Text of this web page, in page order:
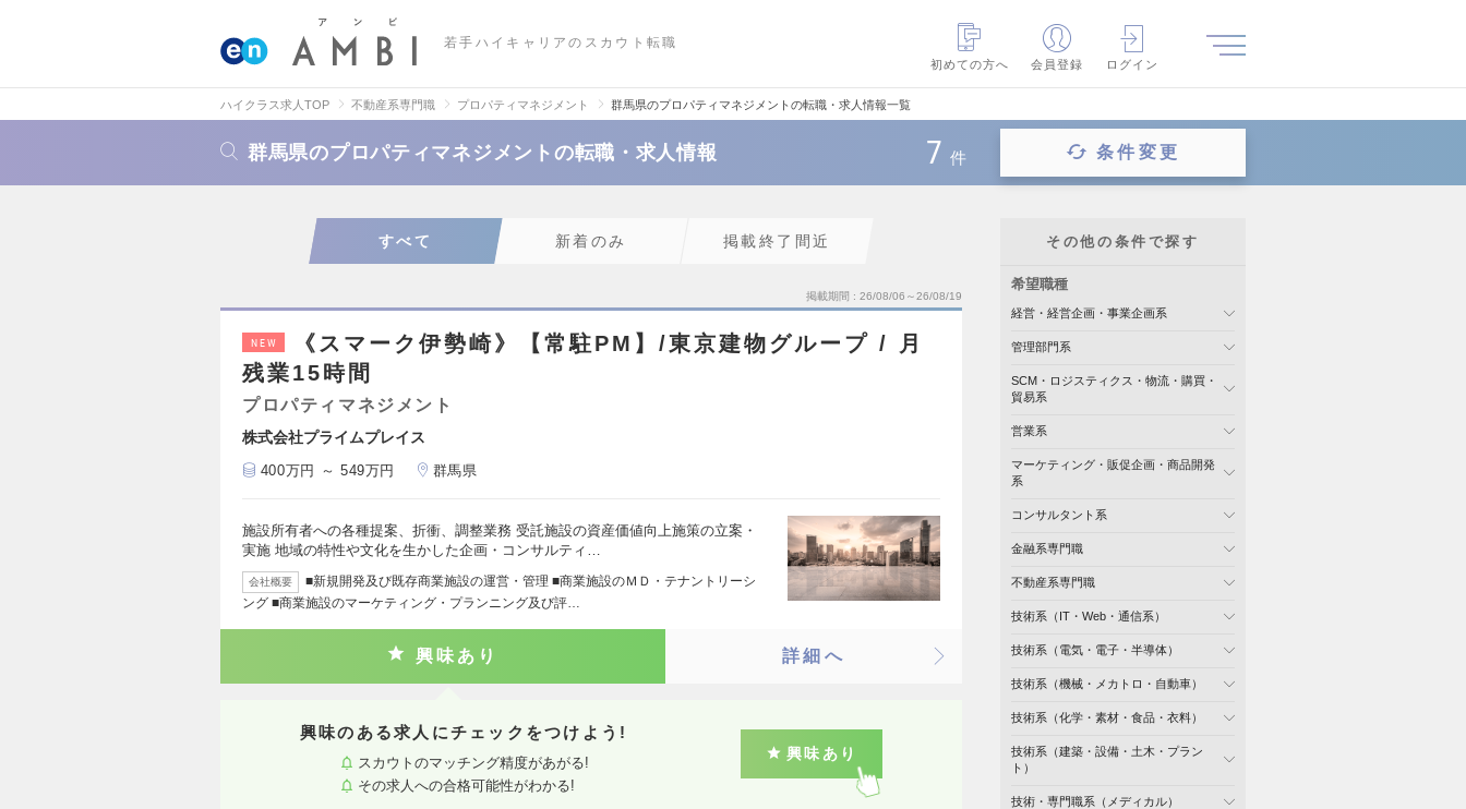
若手ハイキャリアのスカウト転職
初めての方へ
会員登録 ログイン
ハイクラス求人TOP 不動産系専門職 プロパティマネジメント 群馬県のプロパティマネジメントの転職・求人情報一覧
群馬県のプロパティマネジメントの転職・求人情報 7 件 条件変更
すべて 新着のみ 掲載終了間近
掲載期間 26/08/06～26/08/19
NEW
《スマーク伊勢崎》【常駐PM】/東京建物グループ / 月
残業15時間
プロパティマネジメント
株式会社プライムプレイス
400万円 ～ 549万円 群馬県
施設所有者への各種提案、折衝、調整業務 受託施設の資産価値向上施策の立案・
実施 地域の特性や文化を生かした企画・コンサルティ…
会社概要
■新規開発及び既存商業施設の運営・管理 ■商業施設のＭＤ・テナントリーシ
ング ■商業施設のマーケティング・プランニング及び評…
興味あり 詳細へ
興味のある求人にチェックをつけよう!
スカウトのマッチング精度があがる!
その求人への合格可能性がわかる!
興味あり
その他の条件で探す
希望職種
経営・経営企画・事業企画系
管理部門系
SCM・ロジスティクス・物流・購買・
貿易系
営業系
マーケティング・販促企画・商品開発
系
コンサルタント系
金融系専門職
不動産系専門職
技術系（IT・Web・通信系）
技術系（電気・電子・半導体）
技術系（機械・メカトロ・自動車）
技術系（化学・素材・食品・衣料）
技術系（建築・設備・土木・プラン
ト）
技術・専門職系（メディカル）